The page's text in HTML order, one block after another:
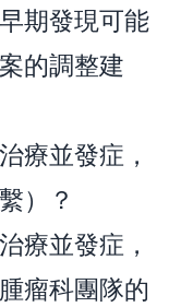
期發現可能
的調整建
療並發症，
）？
療並發症，
瘤科團隊的